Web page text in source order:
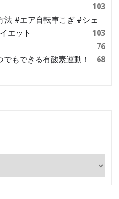
103
法 #エア自転車こぎ #シェ
エット
103
76
もできる有酸素運動！
68